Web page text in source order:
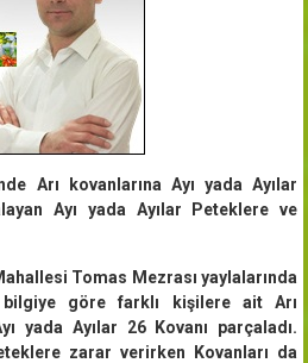
Arı kovanlarına Ayı yada Ayılar
Ayı yada Ayılar Peteklere ve
Tomas Mezrası yaylalarında
göre farklı kişilere ait Arı
yada Ayılar 26 Kovanı parçaladı.
zarar verirken Kovanları da